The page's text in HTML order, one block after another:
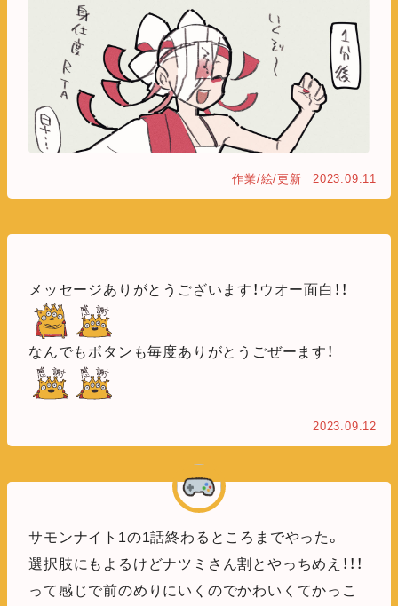
作業/絵/更新 2023.09.11
メッセージありがとうございます！ウオー面白！！
なんでもボタンも毎度ありがとうごぜーます！
2023.09.12
サモンナイト1の1話終わるところまでやった。
選択肢にもよるけどナツミさん割とやっちめえ！！！
って感じで前のめりにいくのでかわいくてかっこ